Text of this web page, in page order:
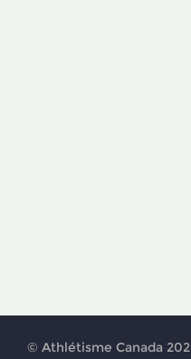
© Athlétisme Canada